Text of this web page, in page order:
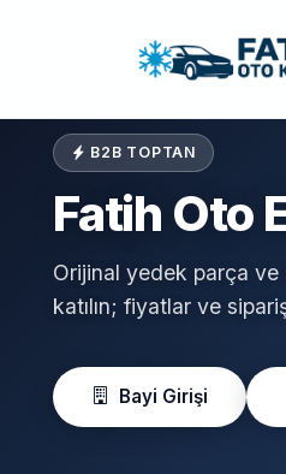
B2B TOPTAN
Fatih Oto
Orijinal yedek parça ve
katılın; fiyatlar ve
Bayi Girişi